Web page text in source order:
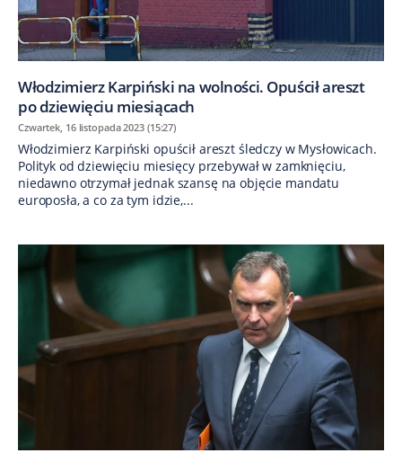
Włodzimierz Karpiński na wolności. Opuścił areszt
po dziewięciu miesiącach
Czwartek, 16 listopada 2023 (15:27)
Włodzimierz Karpiński opuścił areszt śledczy w Mysłowicach.
Polityk od dziewięciu miesięcy przebywał w zamknięciu,
niedawno otrzymał jednak szansę na objęcie mandatu
europosła, a co za tym idzie,...